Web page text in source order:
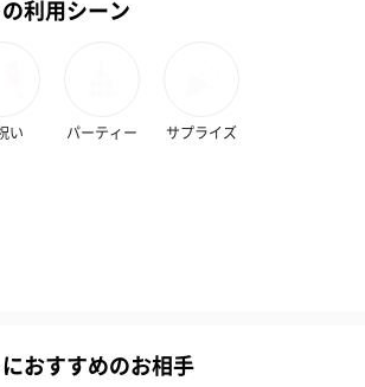
利用シーン
い パーティー サプライズ
おすすめのお相手